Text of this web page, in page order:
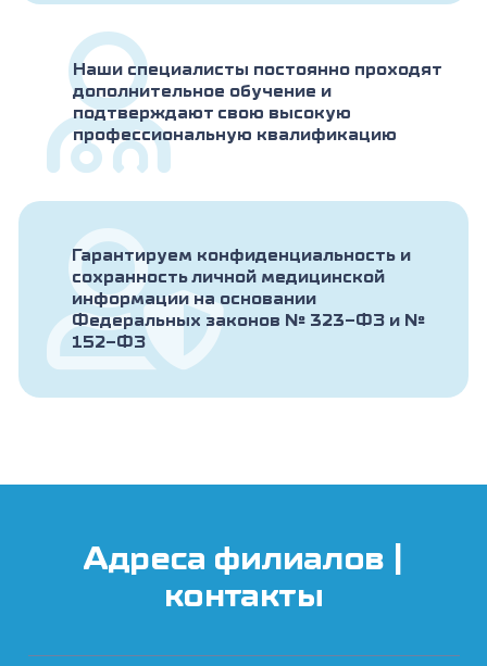
Наши специалисты постоянно проходят
дополнительное обучение и
подтверждают свою высокую
профессиональную квалификацию
Гарантируем конфиденциальность и
сохранность личной медицинской
информации на основании
Федеральных законов № 323-ФЗ и №
152-ФЗ
Адреса филиалов |
контакты